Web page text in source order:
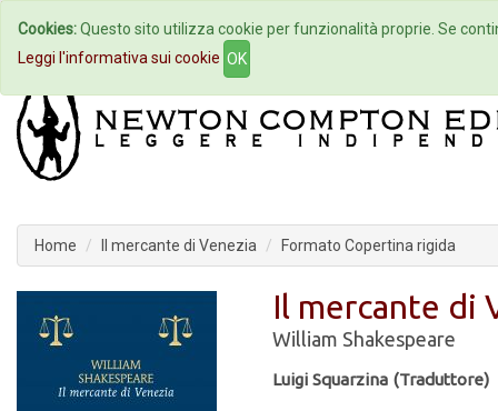
Home Autori Eventi
Home Il mercante di Venezia Formato Copertina rigida
Il mercante di
William Shakespeare
Luigi Squarzina (Traduttore)
Cookies:Questo sito utilizza cookie per funzionalità proprie. Se
Leggi l'informativa sui cookie OK